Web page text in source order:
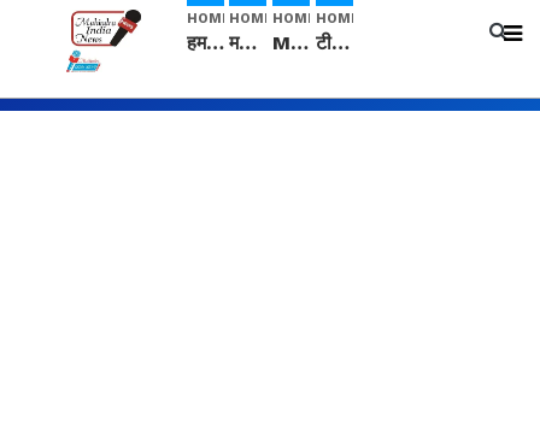
HOME
हम सनातनी..." सांसद kangana Ranaut से क्या बोली लड़की? Viral Jantar-Mantar | CJP protest
HOME
मनीषा हत्याकांड: हत्या, आत्महत्या या कोई बड़ा राज? | Full Story | Josh Haryana
HOME
Mangalsutra: हिंदू धर्म में शादी के बाद मंगलसूत्र क्यों पहनती है महिलाएं, किसने शुरु की ये परंपरा
HOME
टीम बीकेई ने एग्रीकल्चर ग्रेड की यूरिया खाद गट्टों में बदलकर टेक्निकल ग्रेड में बेचने वालों पर करवाई कार्रवाई: लखविंदर सिंह औलख